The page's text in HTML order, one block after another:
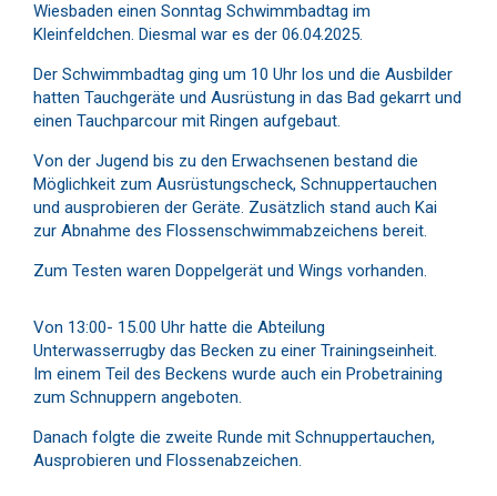
Wiesbaden einen Sonntag Schwimmbadtag im
Kleinfeldchen. Diesmal war es der 06.04.2025.
Der Schwimmbadtag ging um 10 Uhr los und die Ausbilder
hatten Tauchgeräte und Ausrüstung in das Bad gekarrt und
einen Tauchparcour mit Ringen aufgebaut.
Von der Jugend bis zu den Erwachsenen bestand die
Möglichkeit zum Ausrüstungscheck, Schnuppertauchen
und ausprobieren der Geräte. Zusätzlich stand auch Kai
zur Abnahme des Flossenschwimmabzeichens bereit.
Zum Testen waren Doppelgerät und Wings vorhanden.
Von 13:00- 15.00 Uhr hatte die Abteilung
Unterwasserrugby das Becken zu einer Trainingseinheit.
Im einem Teil des Beckens wurde auch ein Probetraining
zum Schnuppern angeboten.
Danach folgte die zweite Runde mit Schnuppertauchen,
Ausprobieren und Flossenabzeichen.